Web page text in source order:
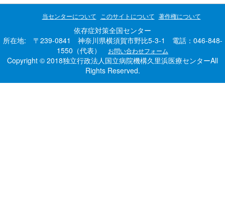
当センターについて このサイトについて 著作権について
依存症対策全国センター
所在地: 〒239-0841 神奈川県横須賀市野比5-3-1 電話：046-848-
1550（代表）
お問い合わせフォーム
Copyright © 2018独立行政法人国立病院機構久里浜医療センターAll
Rights Reserved.